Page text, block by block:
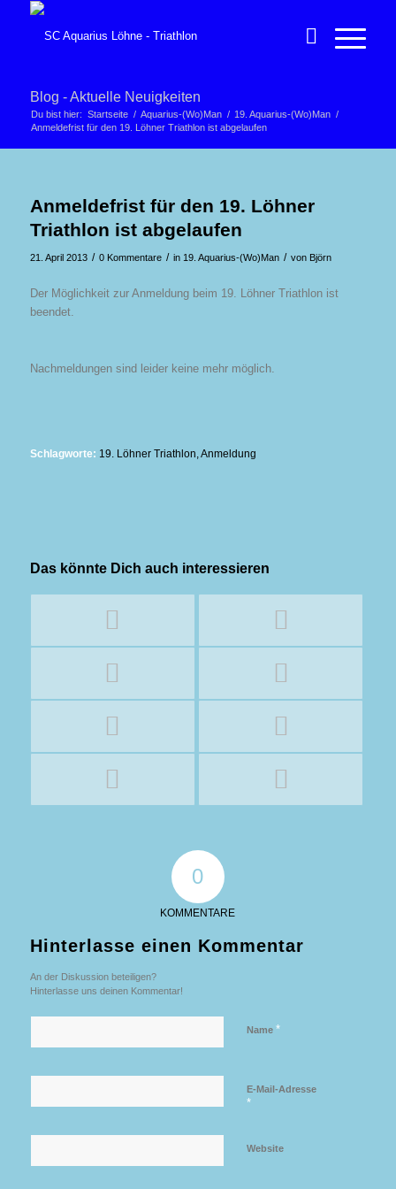
Blog - Aktuelle Neuigkeiten
Du bist hier: Startseite / Aquarius-(Wo)Man / 19. Aquarius-(Wo)Man /
Anmeldefrist für den 19. Löhner Triathlon ist abgelaufen
Anmeldefrist für den 19. Löhner
Triathlon ist abgelaufen
21. April 2013 / 0 Kommentare / in 19. Aquarius-(Wo)Man / von Björn
Der Möglichkeit zur Anmeldung beim 19. Löhner Triathlon ist
beendet.
Nachmeldungen sind leider keine mehr möglich.
Schlagworte: 19. Löhner Triathlon Anmeldung
Das könnte Dich auch interessieren
0
KOMMENTARE
Hinterlasse einen Kommentar
An der Diskussion beteiligen?
Hinterlasse uns deinen Kommentar!
Name *
E-Mail-Adresse
*
Website